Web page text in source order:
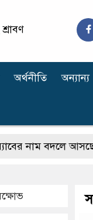
অর্থনীতি অন্যান্য
আসছে এসআরবি